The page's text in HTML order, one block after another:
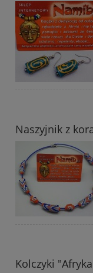
Naszyjnik z
Kolczyki